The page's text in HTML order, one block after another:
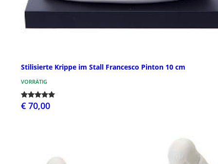
Stilisierte Krippe im Stall Francesco Pinton 10 cm
VORRÄTIG
€ 70,00